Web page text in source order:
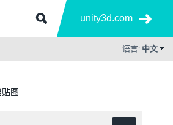
unity3d.com
语言: 中文
图